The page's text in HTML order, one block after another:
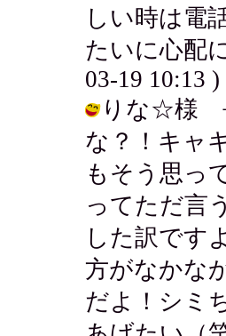
しい時は電
たいに心配
03-19 10:13 )
りな☆様
な？！キャ
もそう思っ
ってただ言
した訳です
方がなかな
だよ！シミ